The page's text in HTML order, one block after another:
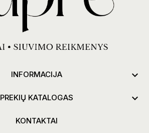
INFORMACIJA 
PREKIŲ KATALOGAS 
KONTAKTAI